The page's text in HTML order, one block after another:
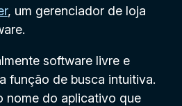
, um gerenciador de loja
software livre e
função de busca intuitiva.
nome do aplicativo que